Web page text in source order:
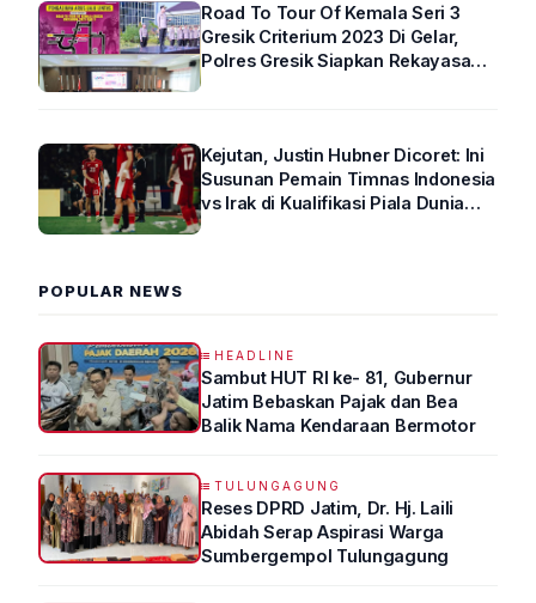
Road To Tour Of Kemala Seri 3
Gresik Criterium 2023 Di Gelar,
Polres Gresik Siapkan Rekayasa
Kejutan, Justin Hubner Dicoret: Ini
Susunan Pemain Timnas Indonesia
vs Irak di Kualifikasi Piala Dunia
POPULAR NEWS
HEADLINE
Sambut HUT RI ke- 81, Gubernur
Jatim Bebaskan Pajak dan Bea
Balik Nama Kendaraan Bermotor
TULUNGAGUNG
Reses DPRD Jatim, Dr. Hj. Laili
Abidah Serap Aspirasi Warga
Sumbergempol Tulungagung